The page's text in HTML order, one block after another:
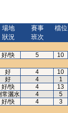
場地
狀況
賽事
班次
檔位
好/快 5
10
好 4
10
好 4
1
好/快 4
13
常灑水 4
5
好/快 4
3